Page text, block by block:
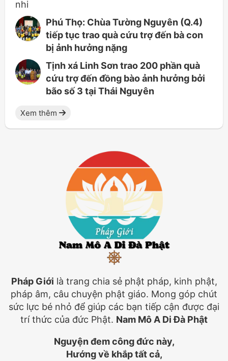
Phú Thọ: Chùa Tường Nguyên (Q.4)
tiếp tục trao quà cứu trợ đến bà con
bị ảnh hưởng nặng
Tịnh xá Linh Sơn trao 200 phần quà
cứu trợ đến đồng bào ảnh hưởng bởi
bão số 3 tại Thái Nguyên
Xem thêm
Pháp Giới là trang chia sẻ phật pháp, kinh phật,
pháp âm, câu chuyện phật giáo. Mong góp chút
sức lực bé nhỏ để giúp các bạn tiếp cận được đại
trí thức của đức Phật. Nam Mô A Di Đà Phật
Nguyện đem công đức này,
Hướng về khắp tất cả,